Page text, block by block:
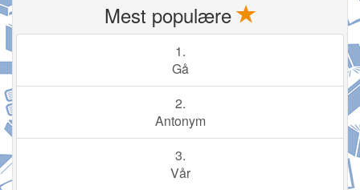
Mest populære
1.
Gå
2.
Antonym
3.
Vår